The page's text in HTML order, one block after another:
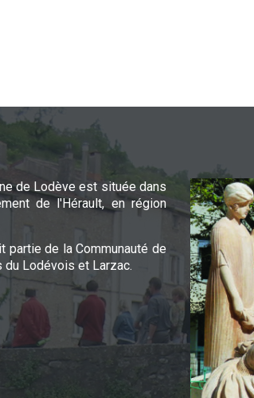
de Lodève est située dans
de l'Hérault, en région
partie de la Communauté de
du Lodévois et Larzac.